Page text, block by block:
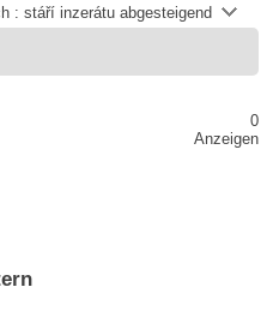
: stáří inzerátu abgesteigend
0
Anzeigen